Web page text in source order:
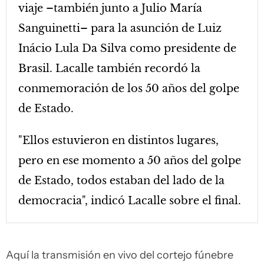
viaje –también junto a Julio María
Sanguinetti– para la asunción de Luiz
Inácio Lula Da Silva como presidente de
Brasil. Lacalle también recordó la
conmemoración de los 50 años del golpe
de Estado.
"Ellos estuvieron en distintos lugares,
pero en ese momento a 50 años del golpe
de Estado, todos estaban del lado de la
democracia", indicó Lacalle sobre el final.
Aquí la transmisión en vivo del cortejo fúnebre